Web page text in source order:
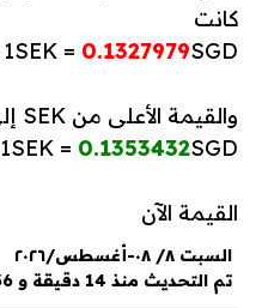
كانت
1SEK = 0.1327979SGD في
والقيمة الأعلى من SEK إلى SGD كانت
1SEK = 0.1353432SGD في
القيمة الآن
السبت ٨/ ٠٨-أغسطس/٢٠٢٦
تم التحديث منذ 14 دقيقة و 36 ثانية